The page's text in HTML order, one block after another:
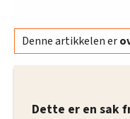
Denne artikkelen er
Dette er en sak